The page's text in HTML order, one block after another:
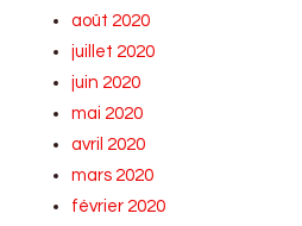
août 2020
juillet 2020
juin 2020
mai 2020
avril 2020
mars 2020
février 2020